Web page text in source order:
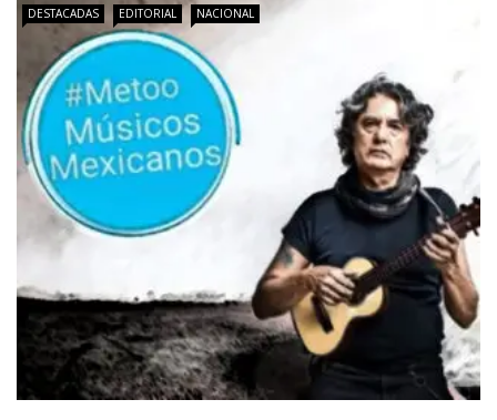
DESTACADAS EDITORIAL NACIONAL